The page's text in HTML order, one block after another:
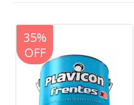
20%
OFF
35%
OFF